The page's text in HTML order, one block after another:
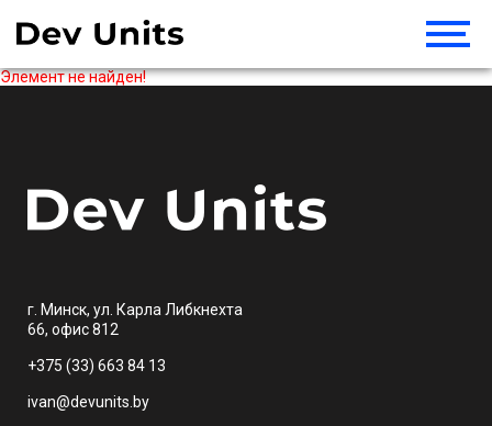
Элемент не найден!
г. Минск, ул. Карла Либкнехта
66, офис 812
+375 (33) 663 84 13
ivan@devunits.by